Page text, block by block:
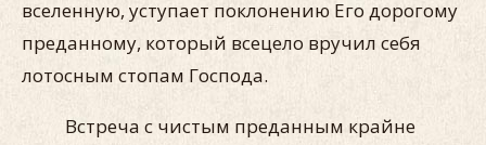
вселенную, уступает поклонению Его дорогому
преданному, который всецело вручил себя
лотосным стопам Господа.
Встреча с чистым преданным крайне